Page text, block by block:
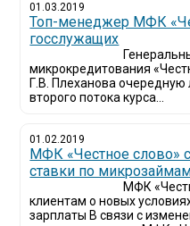
01.03.2019
Топ-менеджер МФК
госслужащих
микрокредитования
Г.В. Плеханова
второго потока курса...
01.02.2019
МФК «Честное слово»
ставки по
МФК
клиентам о новых
зарплаты В связи с